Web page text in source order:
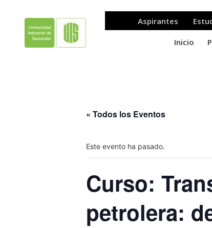
« Todos los Eventos
Este evento ha pasado.
Curso:
petrolera: